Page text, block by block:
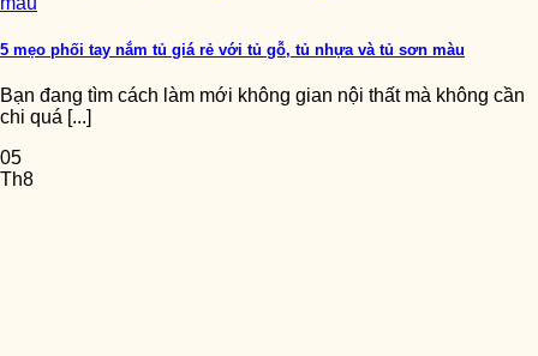
5 mẹo phối tay nắm tủ giá rẻ với tủ gỗ, tủ nhựa và tủ sơn màu
Bạn đang tìm cách làm mới không gian nội thất mà không cần
chi quá [...]
05
Th8